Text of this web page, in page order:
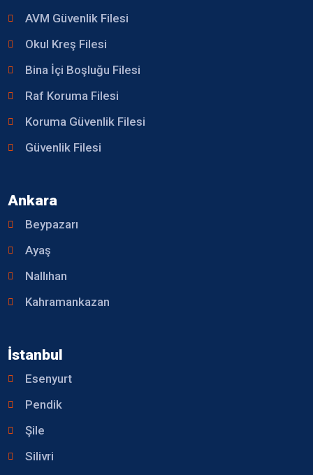
AVM Güvenlik Filesi
Okul Kreş Filesi
Bina İçi Boşluğu Filesi
Raf Koruma Filesi
Koruma Güvenlik Filesi
Güvenlik Filesi
Ankara
Beypazarı
Ayaş
Nallıhan
Kahramankazan
İstanbul
Esenyurt
Pendik
Şile
Silivri